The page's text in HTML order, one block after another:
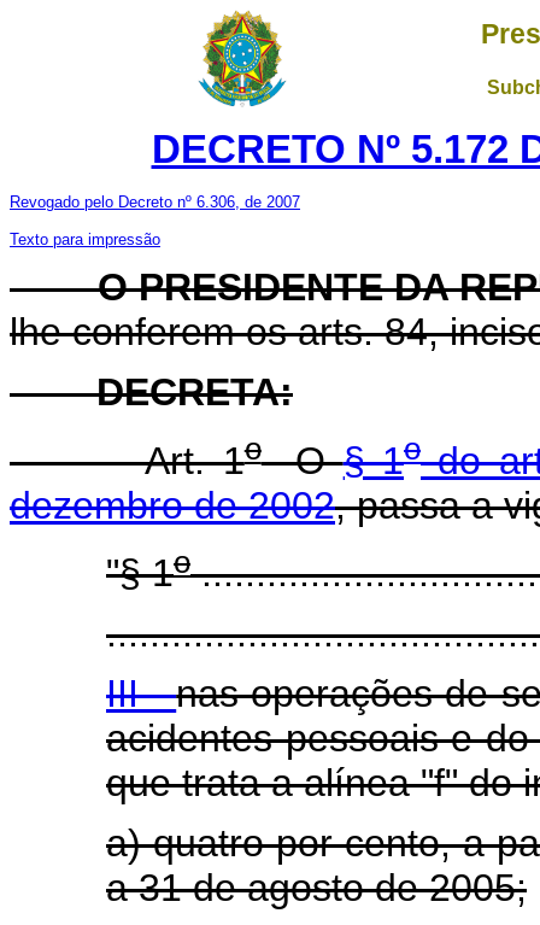
DECRETO Nº 5.172
Revogado pelo Decreto nº 6.306, de 2007
Texto para impressão
O PRESIDENTE DA
lhe conferem os arts. 84,
DECRETA:
Art. 1oO§ 1odo
dezembro de 2002, passa a
"§ 1o
III -nas operações de
acidentes pessoais e
que trata a alínea "f" do
a) quatro por cento, a
a 31 de agosto de 2005;